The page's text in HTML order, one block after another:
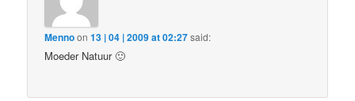
Mennoon13 | 04 | 2009 at 02:27said:
Moeder Natuur 🙂